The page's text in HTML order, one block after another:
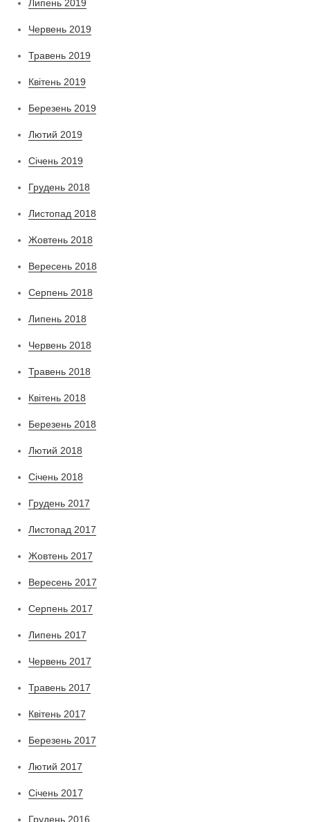
Липень 2019
Червень 2019
Травень 2019
Квітень 2019
Березень 2019
Лютий 2019
Січень 2019
Грудень 2018
Листопад 2018
Жовтень 2018
Вересень 2018
Серпень 2018
Липень 2018
Червень 2018
Травень 2018
Квітень 2018
Березень 2018
Лютий 2018
Січень 2018
Грудень 2017
Листопад 2017
Жовтень 2017
Вересень 2017
Серпень 2017
Липень 2017
Червень 2017
Травень 2017
Квітень 2017
Березень 2017
Лютий 2017
Січень 2017
Грудень 2016